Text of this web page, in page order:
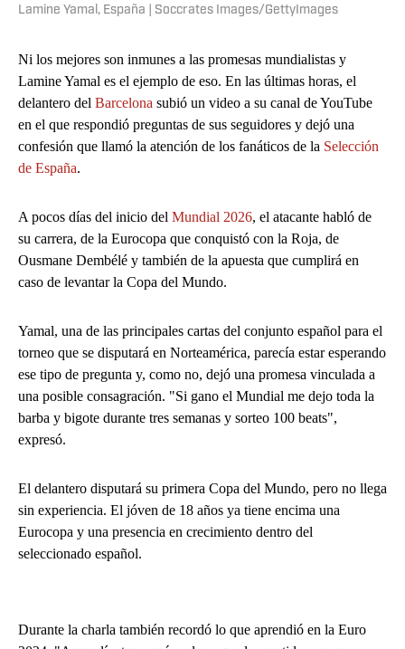
Lamine Yamal, España | Soccrates Images/GettyImages
Ni los mejores son inmunes a las promesas mundialistas y
Lamine Yamal es el ejemplo de eso. En las últimas horas, el
delantero del Barcelona subió un video a su canal de YouTube
en el que respondió preguntas de sus seguidores y dejó una
confesión que llamó la atención de los fanáticos de la Selección
de España.
A pocos días del inicio del Mundial 2026, el atacante habló de
su carrera, de la Eurocopa que conquistó con la Roja, de
Ousmane Dembélé y también de la apuesta que cumplirá en
caso de levantar la Copa del Mundo.
Yamal, una de las principales cartas del conjunto español para el
torneo que se disputará en Norteamérica, parecía estar esperando
ese tipo de pregunta y, como no, dejó una promesa vinculada a
una posible consagración. "Si gano el Mundial me dejo toda la
barba y bigote durante tres semanas y sorteo 100 beats",
expresó.
El delantero disputará su primera Copa del Mundo, pero no llega
sin experiencia. El jóven de 18 años ya tiene encima una
Eurocopa y una presencia en crecimiento dentro del
seleccionado español.
Durante la charla también recordó lo que aprendió en la Euro